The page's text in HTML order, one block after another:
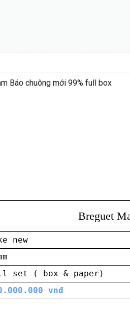
Báo chuông mới 99% full box
Breguet
new
set ( box & paper)
vnđ